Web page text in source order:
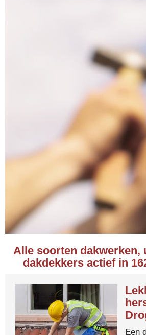
Alle soorten dakwerken,
dakdekkers actief in
Een